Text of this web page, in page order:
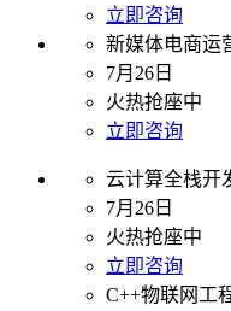
立即咨询
新媒体电商运
7月26日
火热抢座中
立即咨询
云计算全栈开
7月26日
火热抢座中
立即咨询
C++物联网工